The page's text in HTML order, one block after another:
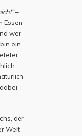
–
Essen
wer
ein
der
Welt